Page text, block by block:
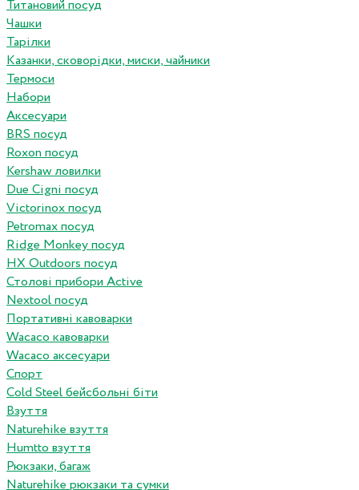
Титановий посуд
Чашки
Тарілки
Казанки, сковорідки, миски, чайники
Термоси
Набори
Аксесуари
BRS посуд
Roxon посуд
Kershaw ловилки
Due Cigni посуд
Victorinox посуд
Petromax посуд
Ridge Monkey посуд
HX Outdoors посуд
Столові прибори Active
Nextool посуд
Портативні кавоварки
Wacaco кавоварки
Wacaco аксесуари
Спорт
Cold Steel бейсбольні біти
Взуття
Naturehike взуття
Humtto взуття
Рюкзаки, багаж
Naturehike рюкзаки та сумки